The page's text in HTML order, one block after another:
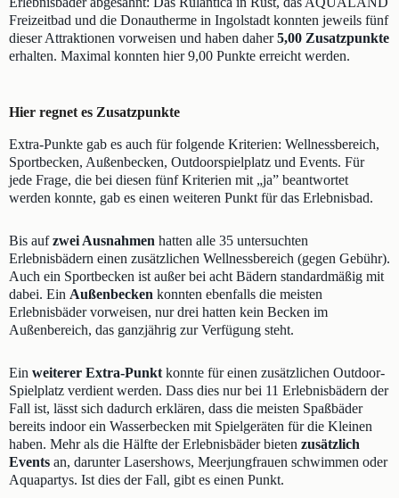
Freizeitbad und die Donautherme in Ingolstadt konnten jeweils fünf
dieser Attraktionen vorweisen und haben daher5,00 Zusatzpunkte
erhalten. Maximal konnten hier 9,00 Punkte erreicht werden.
Hier regnet es Zusatzpunkte
Extra-Punkte gab es auch für folgende Kriterien: Wellnessbereich,
Sportbecken, Außenbecken, Outdoorspielplatz und Events. Für
jede Frage, die bei diesen fünf Kriterien mit „ja” beantwortet
werden konnte, gab es einen weiteren Punkt für das Erlebnisbad.
Bis aufzwei Ausnahmen hatten alle 35 untersuchten
Erlebnisbädern einen zusätzlichen Wellnessbereich (gegen Gebühr).
Auch ein Sportbecken ist außer bei acht Bädern standardmäßig mit
dabei. Ein Außenbecken konnten ebenfalls die meisten
Erlebnisbäder vorweisen, nur drei hatten kein Becken im
Außenbereich, das ganzjährig zur Verfügung steht.
Ein weiterer Extra-Punkt konnte für einen zusätzlichen Outdoor-
Spielplatz verdient werden. Dass dies nur bei 11 Erlebnisbädern der
Fall ist, lässt sich dadurch erklären, dass die meisten Spaßbäder
bereits indoor ein Wasserbecken mit Spielgeräten für die Kleinen
haben. Mehr als die Hälfte der Erlebnisbäder bieten zusätzlich
Events an, darunter Lasershows, Meerjungfrauen schwimmen oder
Aquapartys. Ist dies der Fall, gibt es einen Punkt.